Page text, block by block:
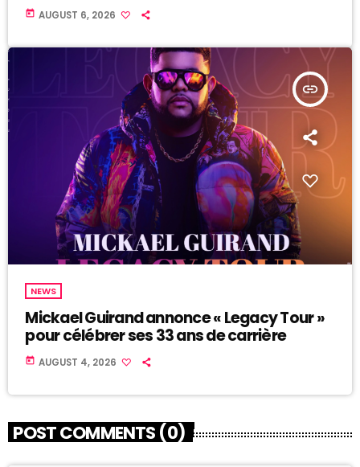
today AUGUST 6, 2026
insert_link
NEWS
Mickael Guirand annonce « Legacy Tour »
pour célébrer ses 33 ans de carrière
today AUGUST 4, 2026
POST COMMENTS (0)